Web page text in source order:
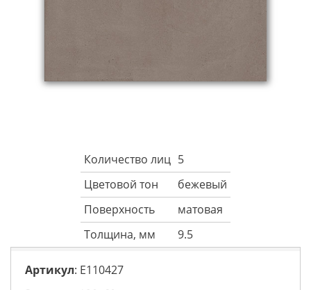
Количество лиц 5
Цветовой тон
бежевый
Поверхность
матовая
Толщина, мм
9.5
Артикул: E110427